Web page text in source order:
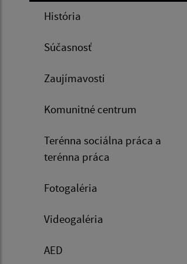
História
Súčasnosť
Zaujímavosti
Komunitné centrum
Terénna sociálna práca a
terénna práca
Fotogaléria
Videogaléria
AED